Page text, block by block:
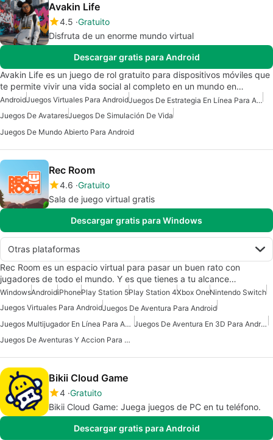
Avakin Life
4.5 Gratuito
Disfruta de un enorme mundo virtual
Descargar gratis para Android
Avakin Life es un juego de rol gratuito para dispositivos móviles que
te permite vivir una vida social al completo en un mundo en…
AndroidJuegos Virtuales Para Android
Juegos De Estrategia En Línea Para Android
Juegos De AvataresJuegos De Simulación De Vida
Juegos De Mundo Abierto Para Android
Rec Room
4.6 Gratuito
Sala de juego virtual gratis
Descargar gratis para Windows
Otras plataformas
Rec Room es un espacio virtual para pasar un buen rato con
jugadores de todo el mundo. Y es que tienes a tu alcance…
WindowsAndroidiPhonePlay Station 5Play Station 4Xbox OneNintendo Switch
Juegos Virtuales Para AndroidJuegos De Aventura Para Android
Juegos Multijugador En Línea Para Android Gratis
Juegos De Aventura En 3D Para Android
Juegos De Aventuras Y Accion Para Android
Bikii Cloud Game
4 Gratuito
Bikii Cloud Game: Juega juegos de PC en tu teléfono.
Descargar gratis para Android